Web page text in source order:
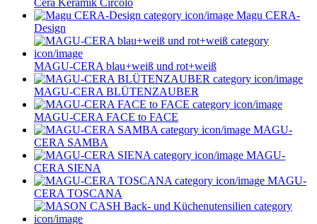
Magu CERA-
Design
MAGU-CERA blau+weiß und rot+weiß
MAGU-CERA BLÜTENZAUBER
MAGU-CERA FACE to FACE
MAGU-
CERA SAMBA
MAGU-
CERA SIENA
MAGU-
CERA TOSCANA